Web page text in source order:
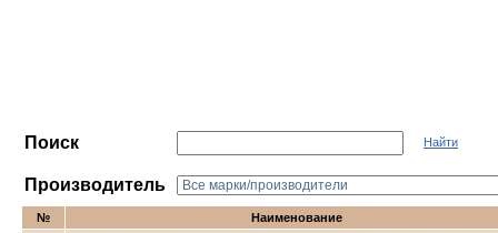
Поиск Найти
Производитель
№ Наименование